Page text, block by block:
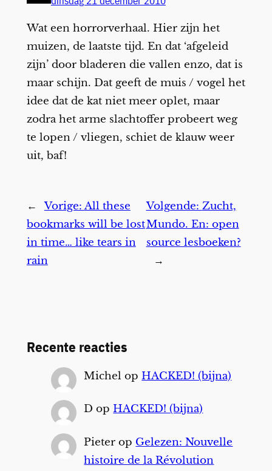
Wat een horrorverhaal. Hier zijn het
muizen, de laatste tijd. En dat ‘afgeleid
zijn’ door bladeren die vallen enzo, dat is
maar schijn. Dat geeft de muis / vogel het
idee dat de kat niet meer oplet, maar
zodra het arme slachtoffer probeert weg
te lopen / vliegen, schiet de klauw weer
uit, baf!
← Vorige: All these
bookmarks will be lost
in time… like tears in
rain
Volgende: Zucht,
Mundo. En: open
source lesboeken?
→
Recente reacties
Michel opHACKED! (bijna)
D opHACKED! (bijna)
Pieter op Gelezen: Nouvelle
histoire de la Révolution